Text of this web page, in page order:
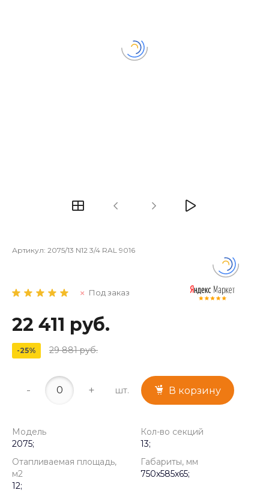
Артикул: 2075/13 N12 3/4 RAL 9016
Под заказ
22 411 руб.
-25% 29 881 руб.
- + шт. В корзину
Модель
2075;
Кол-во секций
13;
Отапливаемая площадь,
м2
12;
Габариты, мм
750x585x65;